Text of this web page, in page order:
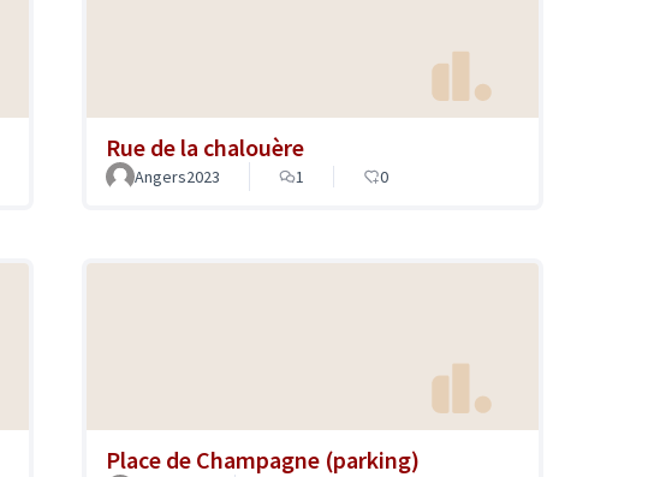
Rue de la chalouère
Angers2023 1 0
Place de Champagne (parking)